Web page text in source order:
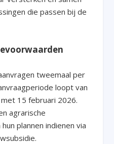
die passen bij de
tweemaal per
loopt van
15 februari 2026.
agrarische
plannen indienen via